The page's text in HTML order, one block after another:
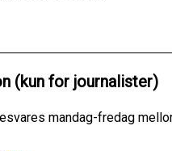
(kun for journalister)
mandag-fredag